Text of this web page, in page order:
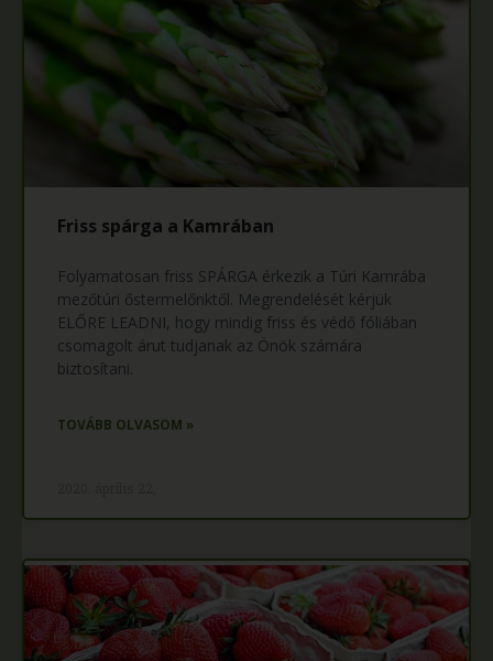
Friss spárga a Kamrában
Folyamatosan friss SPÁRGA érkezik a Túri Kamrába
mezőtúri őstermelőnktől. Megrendelését kérjük
ELŐRE LEADNI, hogy mindig friss és védő fóliában
csomagolt árut tudjanak az Önök számára
biztosítani.
TOVÁBB OLVASOM »